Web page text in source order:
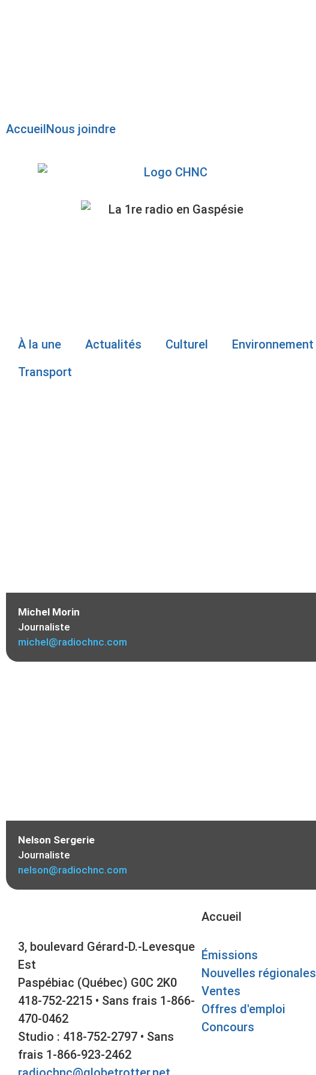
AccueilNous joindre
À la une Actualités Culturel Environnement
Transport
Michel Morin
Journaliste
michel@radiochnc.com
Nelson Sergerie
Journaliste
nelson@radiochnc.com
3, boulevard Gérard-D.-Levesque
Est
Paspébiac (Québec) G0C 2K0
418-752-2215 • Sans frais 1-866-
470-0462
Studio : 418-752-2797 • Sans
frais 1-866-923-2462
Accueil
Émissions
Nouvelles régionales
Ventes
Offres d'emploi
Concours